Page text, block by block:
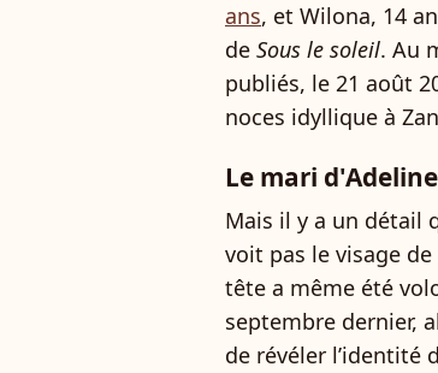
ans, et Wilona, 14
de Sous le soleil. Au
publiés, le 21 août
noces idyllique à
Le mari
Mais il y a un détail
voit pas le visage
tête a même été
septembre dernier,
de révéler l’identité